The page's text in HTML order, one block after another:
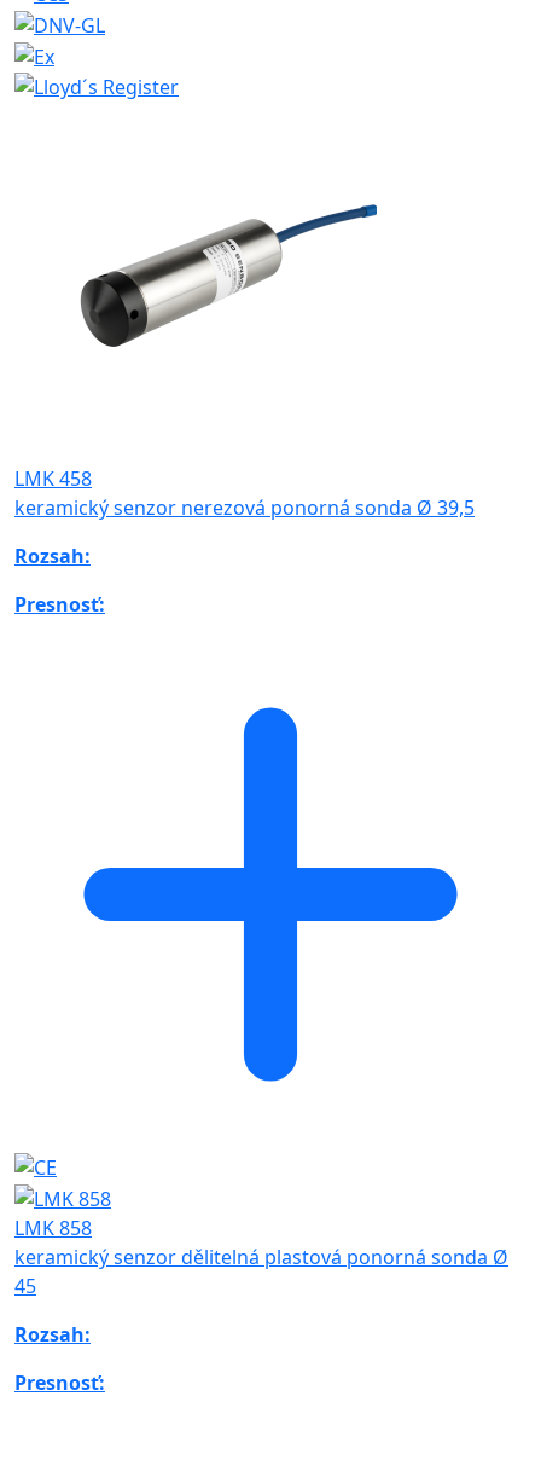
LMK 458
keramický senzor nerezová ponorná sonda Ø 39,5
Rozsah:
Presnosť:
LMK 858
keramický senzor dělitelná plastová ponorná sonda Ø
45
Rozsah:
Presnosť: